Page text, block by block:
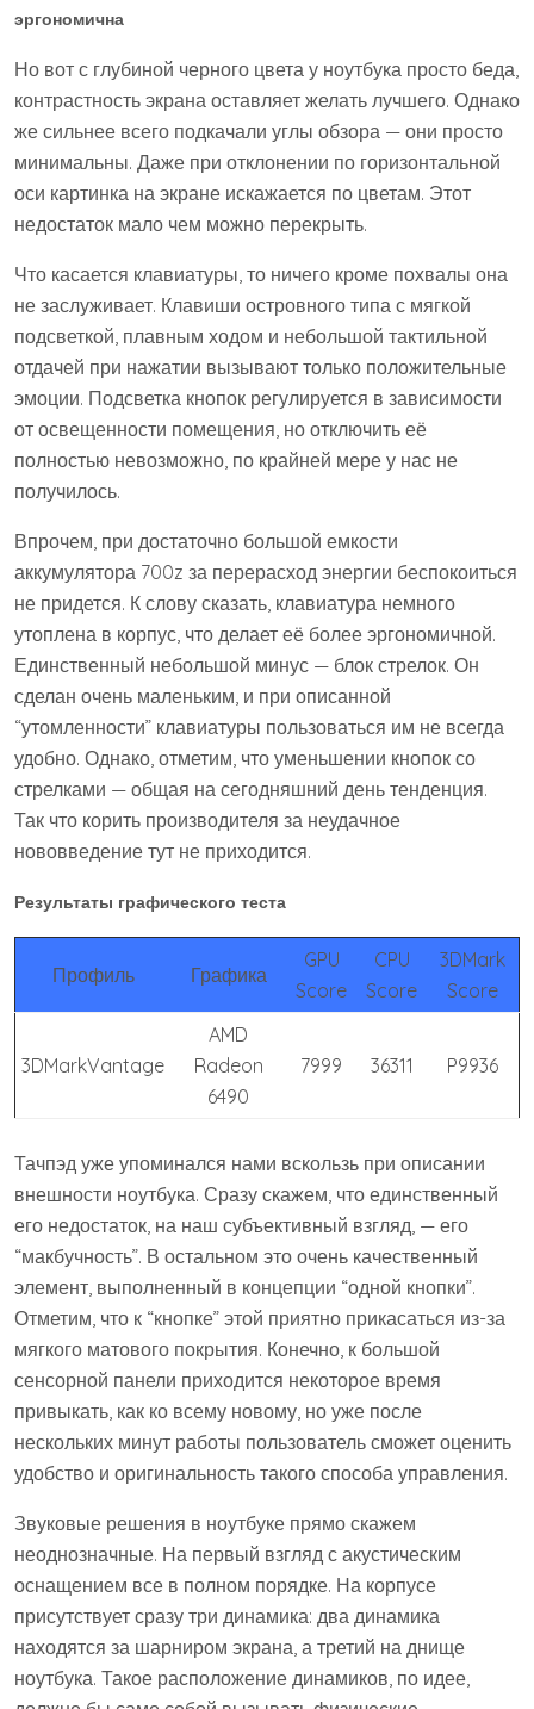
эргономична
Но вот с глубиной черного цвета у ноутбука просто беда,
контрастность экрана оставляет желать лучшего. Однако
же сильнее всего подкачали углы обзора — они просто
минимальны. Даже при отклонении по горизонтальной
оси картинка на экране искажается по цветам. Этот
недостаток мало чем можно перекрыть.
Что касается клавиатуры, то ничего кроме похвалы она
не заслуживает. Клавиши островного типа с мягкой
подсветкой, плавным ходом и небольшой тактильной
отдачей при нажатии вызывают только положительные
эмоции. Подсветка кнопок регулируется в зависимости
от освещенности помещения, но отключить её
полностью невозможно, по крайней мере у нас не
получилось.
Впрочем, при достаточно большой емкости
аккумулятора 700z за перерасход энергии беспокоиться
не придется. К слову сказать, клавиатура немного
утоплена в корпус, что делает её более эргономичной.
Единственный небольшой минус — блок стрелок. Он
сделан очень маленьким, и при описанной
“утомленности” клавиатуры пользоваться им не всегда
удобно. Однако, отметим, что уменьшении кнопок со
стрелками — общая на сегодняшний день тенденция.
Так что корить производителя за неудачное
нововведение тут не приходится.
Результаты графического теста
Профиль Графика
GPU
Score
CPU
Score
3DMark
Score
3DMarkVantage
AMD
Radeon
6490
7999 36311 P9936
Тачпэд уже упоминался нами вскользь при описании
внешности ноутбука. Сразу скажем, что единственный
его недостаток, на наш субъективный взгляд, — его
“макбучность”. В остальном это очень качественный
элемент, выполненный в концепции “одной кнопки”.
Отметим, что к “кнопке” этой приятно прикасаться из-за
мягкого матового покрытия. Конечно, к большой
сенсорной панели приходится некоторое время
привыкать, как ко всему новому, но уже после
нескольких минут работы пользователь сможет оценить
удобство и оригинальность такого способа управления.
Звуковые решения в ноутбуке прямо скажем
неоднозначные. На первый взгляд с акустическим
оснащением все в полном порядке. На корпусе
присутствует сразу три динамика: два динамика
находятся за шарниром экрана, а третий на днище
ноутбука. Такое расположение динамиков, по идее,